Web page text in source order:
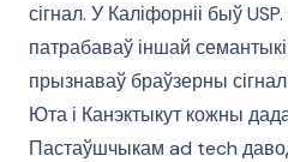
сігнал. У Каліфорніі быў
патрабаваў іншай
прызнаваў браўзерны
Юта і Канэктыкут кожны
Пастаўшчыкам ad tech